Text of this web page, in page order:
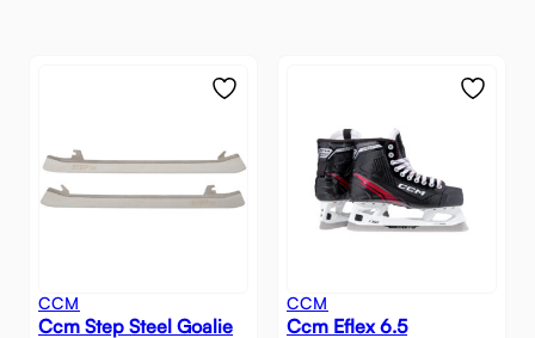
CCM
Ccm Step Steel Goalie
CCM
Ccm Eflex 6.5